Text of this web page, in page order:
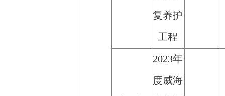
复养护
工程
2023年
度威海